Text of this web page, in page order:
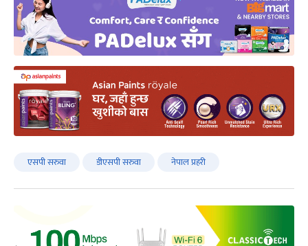
एसपी सरुवा डीएसपी सरुवा नेपाल प्रहरी